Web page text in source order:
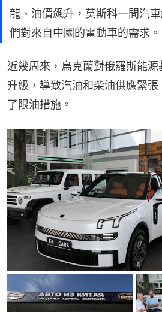
龍、油價飆升，莫斯科一間汽
們對來自中國的電動車的需求。
近幾周來，烏克蘭對俄羅斯能
升級，導致汽油和柴油供應緊
了限油措施。